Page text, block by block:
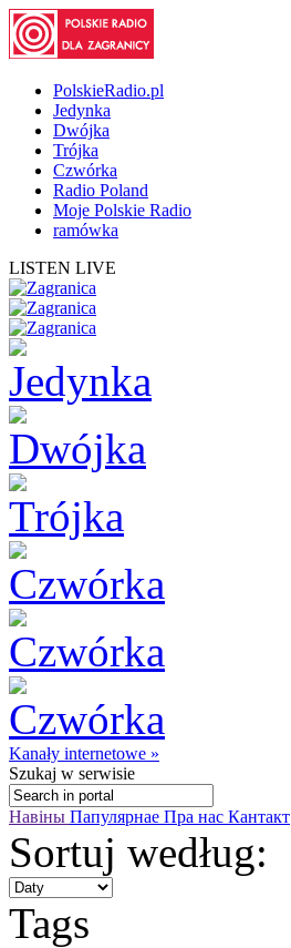
PolskieRadio.pl
Jedynka
Dwójka
Trójka
Czwórka
Radio Poland
Moje Polskie Radio
ramówka
LISTEN LIVE
Kanały internetowe »
Szukaj w serwisie
Навіны Папулярнае Пра нас Кантакт
Sortuj według:
Tags